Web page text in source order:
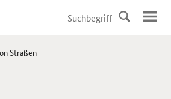
Straßen